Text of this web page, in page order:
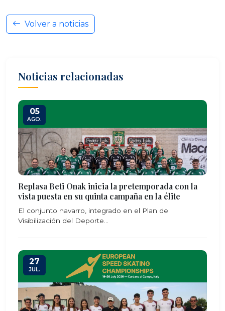
Volver a noticias
Noticias relacionadas
05
AGO.
Replasa Beti Onak inicia la pretemporada con la
vista puesta en su quinta campaña en la élite
El conjunto navarro, integrado en el Plan de
Visibilización del Deporte...
27
JUL.